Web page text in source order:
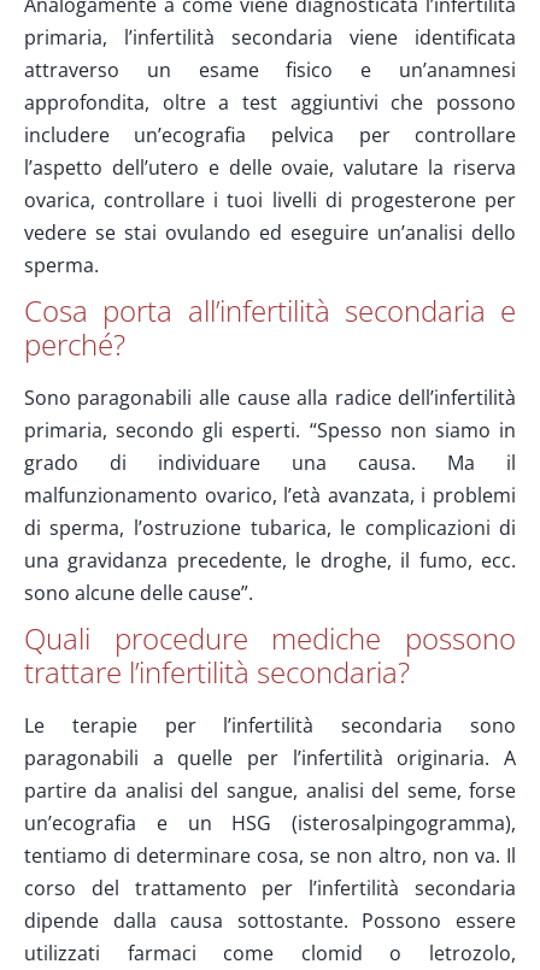
primaria, l’infertilità secondaria viene identificata
attraverso un esame fisico e un’anamnesi
approfondita, oltre a test aggiuntivi che possono
includere un’ecografia pelvica per controllare
l’aspetto dell’utero e delle ovaie, valutare la riserva
ovarica, controllare i tuoi livelli di progesterone per
vedere se stai ovulando ed eseguire un’analisi dello
sperma.
Cosa porta all’infertilità secondaria e
perché?
Sono paragonabili alle cause alla radice dell’infertilità
primaria, secondo gli esperti. “Spesso non siamo in
grado di individuare una causa. Ma il
malfunzionamento ovarico, l’età avanzata, i problemi
di sperma, l’ostruzione tubarica, le complicazioni di
una gravidanza precedente, le droghe, il fumo, ecc.
sono alcune delle cause”.
Quali procedure mediche possono
trattare l’infertilità secondaria?
Le terapie per l’infertilità secondaria sono
paragonabili a quelle per l’infertilità originaria. A
partire da analisi del sangue, analisi del seme, forse
un’ecografia e un HSG (isterosalpingogramma),
tentiamo di determinare cosa, se non altro, non va. Il
corso del trattamento per l’infertilità secondaria
dipende dalla causa sottostante. Possono essere
utilizzati farmaci come clomid o letrozolo,